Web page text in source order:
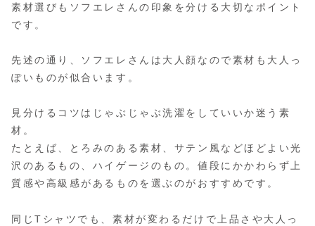
素材選びもソフエレさんの印象を分ける大切なポイント
です。
先述の通り、ソフエレさんは大人顔なので素材も大人っ
ぽいものが似合います。
見分けるコツはじゃぶじゃぶ洗濯をしていいか迷う素
材。
たとえば、とろみのある素材、サテン風などほどよい光
沢のあるもの、ハイゲージのもの。値段にかかわらず上
質感や高級感があるものを選ぶのがおすすめです。
同じTシャツでも、素材が変わるだけで上品さや大人っ